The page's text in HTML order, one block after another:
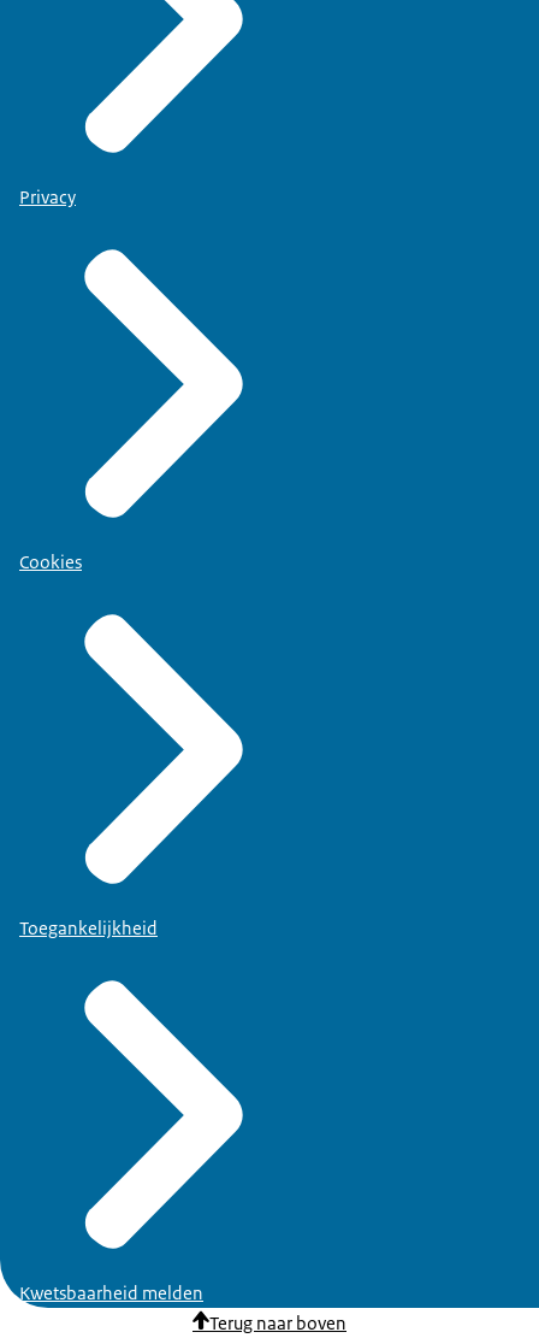
Privacy
Cookies
Toegankelijkheid
Kwetsbaarheid melden
Terug naar boven